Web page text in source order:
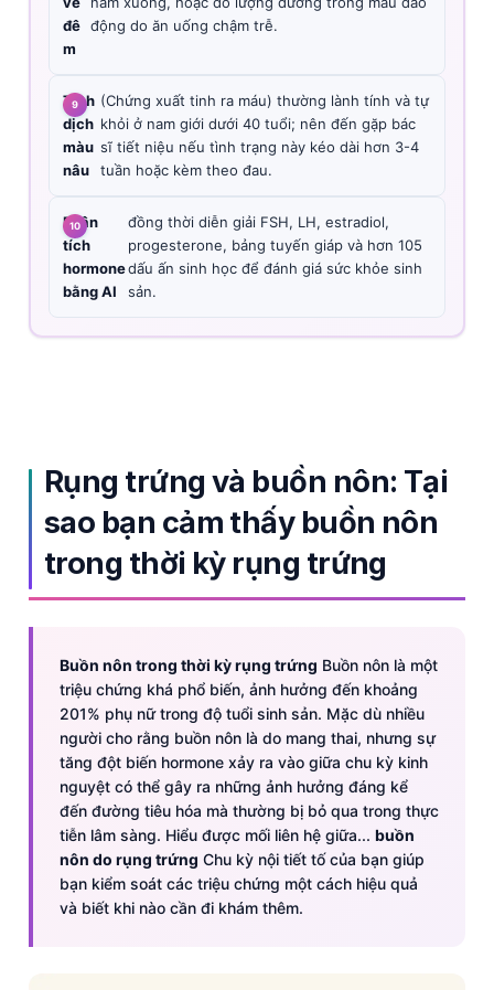
đê
m
động do ăn uống chậm trễ.
Tinh
dịch
màu
nâu
(Chứng xuất tinh ra máu) thường lành tính và tự
khỏi ở nam giới dưới 40 tuổi; nên đến gặp bác
sĩ tiết niệu nếu tình trạng này kéo dài hơn 3-4
tuần hoặc kèm theo đau.
Phân
tích
hormone
bằng AI
đồng thời diễn giải FSH, LH, estradiol,
progesterone, bảng tuyến giáp và hơn 105
dấu ấn sinh học để đánh giá sức khỏe sinh
sản.
Rụng trứng và buồn nôn: Tại
sao bạn cảm thấy buồn nôn
trong thời kỳ rụng trứng
Buồn nôn trong thời kỳ rụng trứng Buồn nôn là một
triệu chứng khá phổ biến, ảnh hưởng đến khoảng
201% phụ nữ trong độ tuổi sinh sản. Mặc dù nhiều
người cho rằng buồn nôn là do mang thai, nhưng sự
tăng đột biến hormone xảy ra vào giữa chu kỳ kinh
nguyệt có thể gây ra những ảnh hưởng đáng kể
đến đường tiêu hóa mà thường bị bỏ qua trong thực
tiễn lâm sàng. Hiểu được mối liên hệ giữa... buồn
nôn do rụng trứng Chu kỳ nội tiết tố của bạn giúp
bạn kiểm soát các triệu chứng một cách hiệu quả
và biết khi nào cần đi khám thêm.